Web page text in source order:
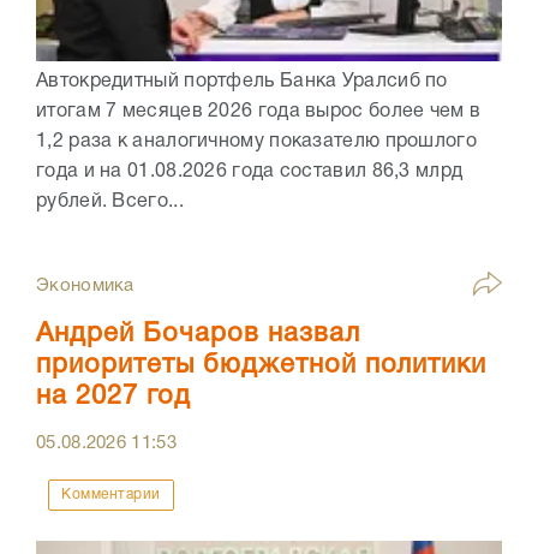
Автокредитный портфель Банка Уралсиб по
итогам 7 месяцев 2026 года вырос более чем в
1,2 раза к аналогичному показателю прошлого
года и на 01.08.2026 года составил 86,3 млрд
рублей. Всего...
Экономика
Андрей Бочаров назвал
приоритеты бюджетной политики
на 2027 год
05.08.2026 11:53
Комментарии